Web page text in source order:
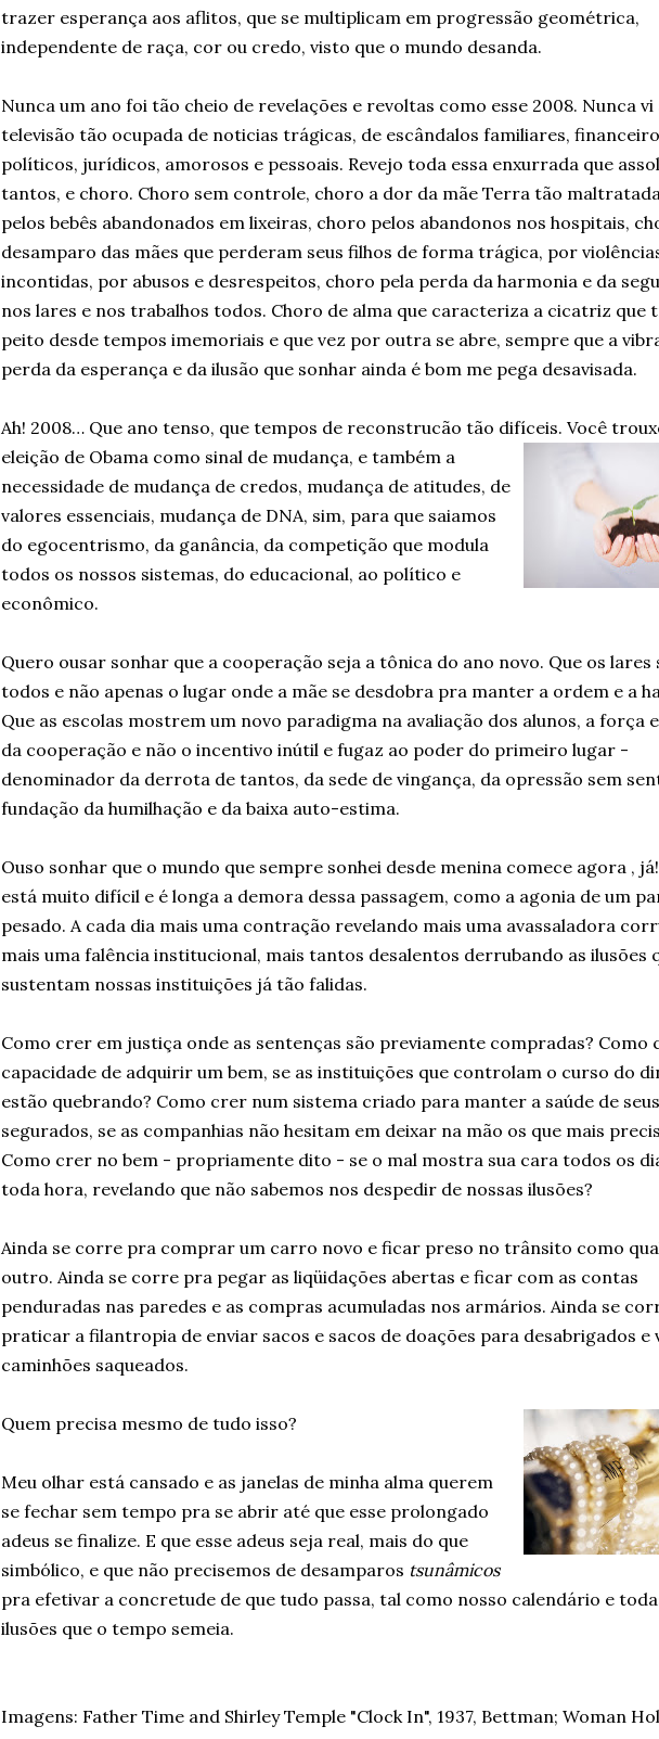
trazer esperança aos aflitos, que se multiplicam em progressão geométrica,
independente de raça, cor ou credo, visto que o mundo desanda.
Nunca um ano foi tão cheio de revelações e revoltas como esse 2008. Nunca vi
televisão tão ocupada de noticias trágicas, de escândalos familiares,
políticos, jurídicos, amorosos e pessoais. Revejo toda essa enxurrada que
tantos, e choro. Choro sem controle, choro a dor da mãe Terra tão
pelos bebês abandonados em lixeiras, choro pelos abandonos nos hospitais,
desamparo das mães que perderam seus filhos de forma trágica, por
incontidas, por abusos e desrespeitos, choro pela perda da harmonia e da
nos lares e nos trabalhos todos. Choro de alma que caracteriza a cicatriz que
peito desde tempos imemoriais e que vez por outra se abre, sempre que a
perda da esperança e da ilusão que sonhar ainda é bom me pega desavisada.
Ah! 2008… Que ano tenso, que tempos de reconstrucão tão difíceis. Você
eleição de Obama como sinal de mudança, e também a
necessidade de mudança de credos, mudança de atitudes, de
valores essenciais, mudança de DNA, sim, para que saiamos
do egocentrismo, da ganância, da competição que modula
todos os nossos sistemas, do educacional, ao político e
econômico.
Quero ousar sonhar que a cooperação seja a tônica do ano novo. Que os lares
todos e não apenas o lugar onde a mãe se desdobra pra manter a ordem e a
Que as escolas mostrem um novo paradigma na avaliação dos alunos, a força
da cooperação e não o incentivo inútil e fugaz ao poder do primeiro lugar -
denominador da derrota de tantos, da sede de vingança, da opressão sem
fundação da humilhação e da baixa auto-estima.
Ouso sonhar que o mundo que sempre sonhei desde menina comece agora ,
está muito difícil e é longa a demora dessa passagem, como a agonia de um
pesado. A cada dia mais uma contração revelando mais uma avassaladora
mais uma falência institucional, mais tantos desalentos derrubando as ilusões
sustentam nossas instituições já tão falidas.
Como crer em justiça onde as sentenças são previamente compradas? Como
capacidade de adquirir um bem, se as instituições que controlam o curso do
estão quebrando? Como crer num sistema criado para manter a saúde de seus
segurados, se as companhias não hesitam em deixar na mão os que mais
Como crer no bem - propriamente dito - se o mal mostra sua cara todos os
toda hora, revelando que não sabemos nos despedir de nossas ilusões?
Ainda se corre pra comprar um carro novo e ficar preso no trânsito como
outro. Ainda se corre pra pegar as liqüidações abertas e ficar com as contas
penduradas nas paredes e as compras acumuladas nos armários. Ainda se
praticar a filantropia de enviar sacos e sacos de doações para desabrigados e
caminhões saqueados.
Quem precisa mesmo de tudo isso?
Meu olhar está cansado e as janelas de minha alma querem
se fechar sem tempo pra se abrir até que esse prolongado
adeus se finalize. E que esse adeus seja real, mais do que
simbólico, e que não precisemos de desamparos tsunâmicos
pra efetivar a concretude de que tudo passa, tal como nosso calendário e
ilusões que o tempo semeia.
Imagens: Father Time and Shirley Temple "Clock In", 1937, Bettman; Woman